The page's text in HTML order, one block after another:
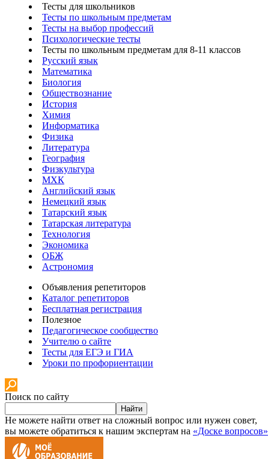
Тесты для школьников
Тесты по школьным предметам
Тесты на выбор профессий
Психологические тесты
Тесты по школьным предметам для 8-11 классов
Русский язык
Математика
Биология
Обществознание
История
Химия
Информатика
Физика
Литература
География
Физкультура
МХК
Английский язык
Немецкий язык
Татарский язык
Татарская литература
Технология
Экономика
ОБЖ
Астрономия
Объявления репетиторов
Каталог репетиторов
Бесплатная регистрация
Полезное
Педагогическое сообщество
Учителю о сайте
Тесты для ЕГЭ и ГИА
Уроки по профориентации
Поиск по сайту
Найти
Не можете найти ответ на сложный вопрос или нужен совет,
вы можете обратиться к нашим экспертам на «Доске вопросов»